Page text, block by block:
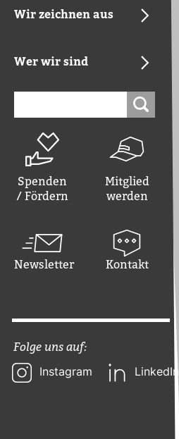
Wir zeichnen aus
Wer wir sind
Spenden
/ Fördern
Mitglied
werden
Newsletter Kontakt
Folge uns auf:
Instagram LinkedIn